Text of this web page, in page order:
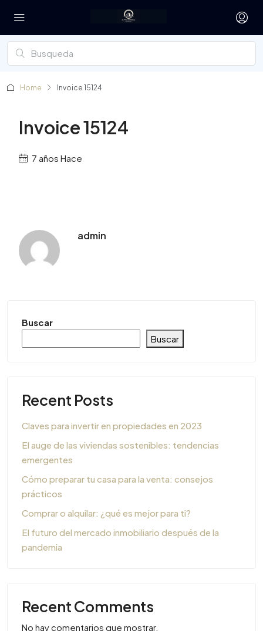
Home Invoice 15124
Invoice 15124
7 años Hace
admin
Buscar
Buscar
Recent Posts
Claves para invertir en propiedades en 2023
El auge de las viviendas sostenibles: tendencias
emergentes
Cómo preparar tu casa para la venta: consejos
prácticos
Comprar o alquilar: ¿qué es mejor para ti?
El futuro del mercado inmobiliario después de la
pandemia
Recent Comments
No hay comentarios que mostrar.